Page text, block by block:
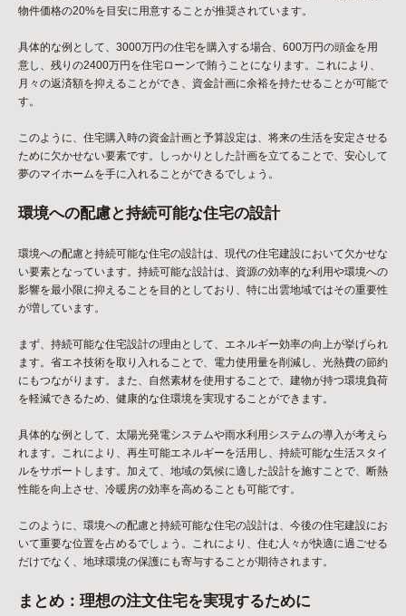
物件価格の20%を目安に用意することが推奨されています。
具体的な例として、3000万円の住宅を購入する場合、600万円の頭金を用
意し、残りの2400万円を住宅ローンで賄うことになります。これにより、
月々の返済額を抑えることができ、資金計画に余裕を持たせることが可能で
す。
このように、住宅購入時の資金計画と予算設定は、将来の生活を安定させる
ために欠かせない要素です。しっかりとした計画を立てることで、安心して
夢のマイホームを手に入れることができるでしょう。
環境への配慮と持続可能な住宅の設計
環境への配慮と持続可能な住宅の設計は、現代の住宅建設において欠かせな
い要素となっています。持続可能な設計は、資源の効率的な利用や環境への
影響を最小限に抑えることを目的としており、特に出雲地域ではその重要性
が増しています。
まず、持続可能な住宅設計の理由として、エネルギー効率の向上が挙げられ
ます。省エネ技術を取り入れることで、電力使用量を削減し、光熱費の節約
にもつながります。また、自然素材を使用することで、建物が持つ環境負荷
を軽減できるため、健康的な住環境を実現することができます。
具体的な例として、太陽光発電システムや雨水利用システムの導入が考えら
れます。これにより、再生可能エネルギーを活用し、持続可能な生活スタイ
ルをサポートします。加えて、地域の気候に適した設計を施すことで、断熱
性能を向上させ、冷暖房の効率を高めることも可能です。
このように、環境への配慮と持続可能な住宅の設計は、今後の住宅建設にお
いて重要な位置を占めるでしょう。これにより、住む人々が快適に過ごせる
だけでなく、地球環境の保護にも寄与することが期待されます。
まとめ：理想の注文住宅を実現するために